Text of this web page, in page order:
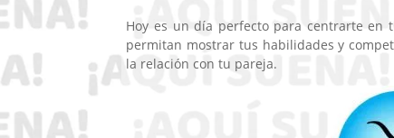
Hoy es un día perfecto para centrarte en
permitan mostrar tus habilidades y
la relación con tu pareja.